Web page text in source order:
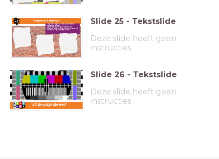
Vragenmuur & Weetmuur
Op welke vragen hebben jullie deze les
antwoord gekregen?
Welke vragen zijn nog onbeantwoord?
Hoe kun je ervoor zorgen dat je toch achter het
antwoord op deze vragen komt?
Slide 25 - Tekstslide
Deze slide heeft geen
instructies
Tot de volgende keer!
Slide 26 - Tekstslide
Deze slide heeft geen
instructies